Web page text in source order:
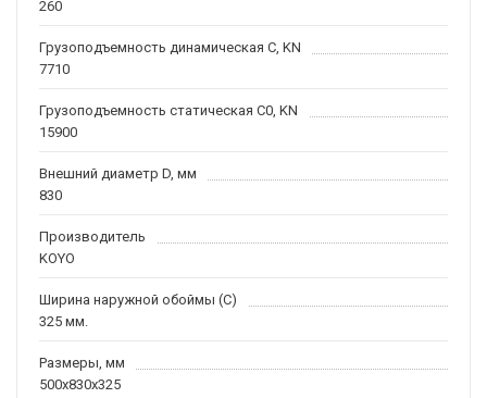
260
Грузоподъемность динамическая C, KN
7710
Грузоподъемность статическая C0, KN
15900
Внешний диаметр D, мм
830
Производитель
KOYO
Ширина наружной обоймы (C)
325 мм.
Размеры, мм
500x830x325